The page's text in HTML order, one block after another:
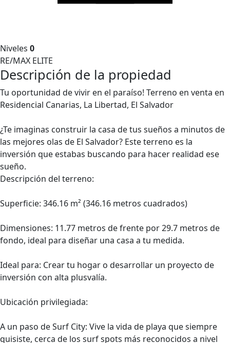
Niveles 0
RE/MAX ELITE
Descripción de la propiedad
Tu oportunidad de vivir en el paraíso! Terreno en venta en
Residencial Canarias, La Libertad, El Salvador
¿Te imaginas construir la casa de tus sueños a minutos de
las mejores olas de El Salvador? Este terreno es la
inversión que estabas buscando para hacer realidad ese
sueño.
Descripción del terreno:
Superficie: 346.16 m² (346.16 metros cuadrados)
Dimensiones: 11.77 metros de frente por 29.7 metros de
fondo, ideal para diseñar una casa a tu medida.
Ideal para: Crear tu hogar o desarrollar un proyecto de
inversión con alta plusvalía.
Ubicación privilegiada:
A un paso de Surf City: Vive la vida de playa que siempre
quisiste, cerca de los surf spots más reconocidos a nivel